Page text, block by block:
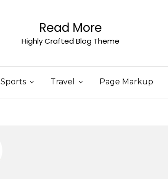
Read More
Highly Crafted Blog Theme
Sports Travel Page Markup